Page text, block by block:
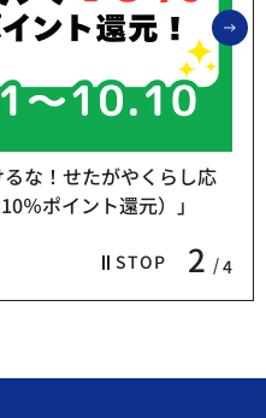
STOP 3 4
」をご利用ください